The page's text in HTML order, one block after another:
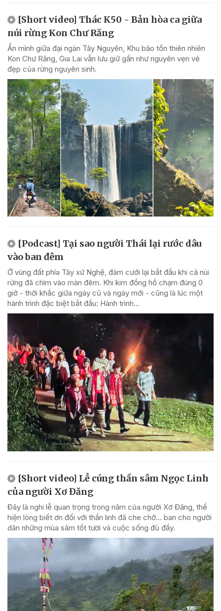
[Short video] Thác K50 - Bản hòa ca giữa
núi rừng Kon Chư Răng
Ẩn mình giữa đại ngàn Tây Nguyên, Khu bảo tồn thiên nhiên
Kon Chư Răng, Gia Lai vẫn lưu giữ gần như nguyên vẹn vẻ
đẹp của rừng nguyên sinh.
[Podcast] Tại sao người Thái lại rước dâu
vào ban đêm
Ở vùng đất phía Tây xứ Nghệ, đám cưới lại bắt đầu khi cả núi
rừng đã chìm vào màn đêm. Khi kim đồng hồ chạm đúng 0
giờ - thời khắc giữa ngày cũ và ngày mới - cũng là lúc một
hành trình đặc biệt bắt đầu: Hành trình...
[Short video] Lễ cúng thần sâm Ngọc Linh
của người Xơ Đăng
Đây là nghi lễ quan trọng trong năm của người Xơ Đăng, thể
hiện lòng biết ơn đối với thần linh đã che chở... ban cho người
dân những mùa sâm tốt tươi và cuộc sống đủ đầy.